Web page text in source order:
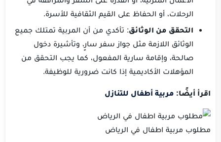
الرحلات، أو الحفاظ على القيم الثقافية للأسرة.
التحقق من الوثائق: تأكدي من أن المربية تمتلك جميع
الوثائق اللازمة مثل جواز سفر سارٍ، وتأشيرة دخول
صالحة، وإقامة سارية المفعول، كما يجب التحقق من
المؤهلات الأكاديمية إذا كانت ضرورية للوظيفة.
اقرأ أيضًا: مربية أطفال للتنازل
مطلوب مربية اطفال في الرياض